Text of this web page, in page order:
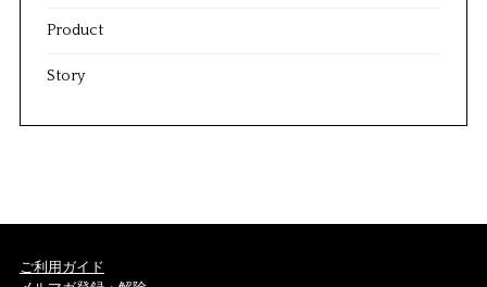
Product
Story
ご利用ガイド